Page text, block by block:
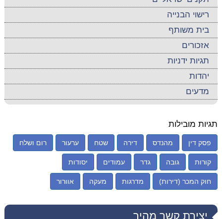
רישוי הבנייה
בית משותף
אזכורים
תגיות ידניות
יהדות
מדעים
תגיות מובילות
פסק דין מהנדס דירה שטח ערעור רום ושלח
קורות גובה גדר עמודים יסודות
חוק המכר (דירות) מדרגות מעקה אוורור
יצירת קשר מהיר